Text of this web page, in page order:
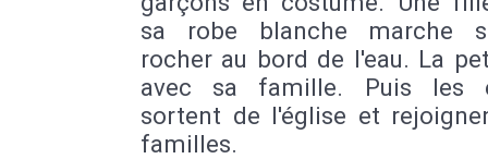
sa robe blanche marche
rocher au bord de l'eau. La
avec sa famille. Puis les
sortent de l'église et
familles.